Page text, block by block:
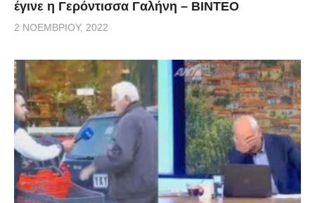
έγινε η Γερόντισσα Γαλήνη – ΒΙΝΤΕΟ
2 ΝΟΕΜΒΡΊΟΥ, 2022